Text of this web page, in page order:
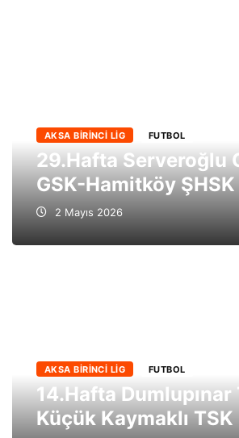
AKSA BIRINCI LIG FUTBOL
29.Hafta Serveroğlu
GSK-Hamitköy ŞHSK
2 Mayıs 2026
AKSA BIRINCI LIG FUTBOL
14.Hafta Dumlupınar
Küçük Kaymaklı TSK